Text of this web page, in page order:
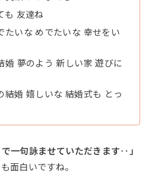
も 友達ね
たいな めでたいな 幸せをい
婚 夢のよう 新しい家 遊びに
結婚 嬉しいな 結婚式も とっ
で一句詠ませていただきます‥」
面白いですね。